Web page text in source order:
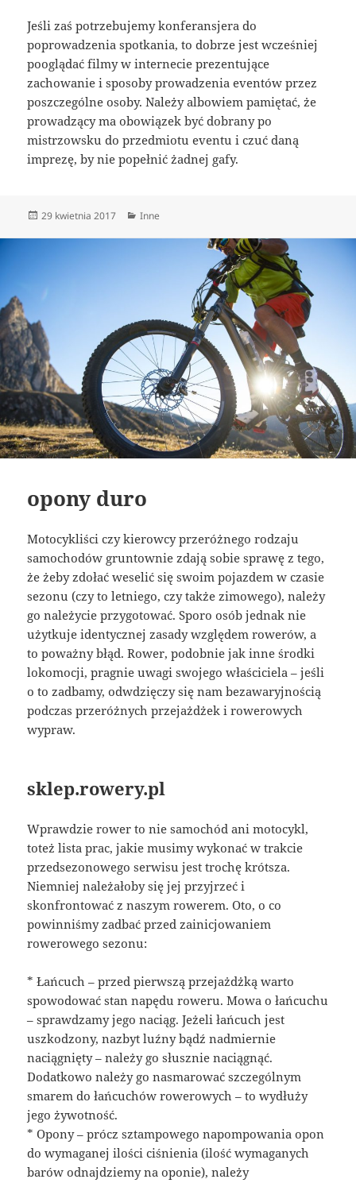
Jeśli zaś potrzebujemy konferansjera do
poprowadzenia spotkania, to dobrze jest wcześniej
pooglądać filmy w internecie prezentujące
zachowanie i sposoby prowadzenia eventów przez
poszczególne osoby. Należy albowiem pamiętać, że
prowadzący ma obowiązek być dobrany po
mistrzowsku do przedmiotu eventu i czuć daną
imprezę, by nie popełnić żadnej gafy.
Data
29 kwietnia 2017 Kategorie
Inne
opony duro
Motocykliści czy kierowcy przeróżnego rodzaju
samochodów gruntownie zdają sobie sprawę z tego,
że żeby zdołać weselić się swoim pojazdem w czasie
sezonu (czy to letniego, czy także zimowego), należy
go należycie przygotować. Sporo osób jednak nie
użytkuje identycznej zasady względem rowerów, a
to poważny błąd. Rower, podobnie jak inne środki
lokomocji, pragnie uwagi swojego właściciela – jeśli
o to zadbamy, odwdzięczy się nam bezawaryjnością
podczas przeróżnych przejażdżek i rowerowych
wypraw.
sklep.rowery.pl
Wprawdzie rower to nie samochód ani motocykl,
toteż lista prac, jakie musimy wykonać w trakcie
przedsezonowego serwisu jest trochę krótsza.
Niemniej należałoby się jej przyjrzeć i
skonfrontować z naszym rowerem. Oto, o co
powinniśmy zadbać przed zainicjowaniem
rowerowego sezonu:
* Łańcuch – przed pierwszą przejażdżką warto
spowodować stan napędu roweru. Mowa o łańcuchu
– sprawdzamy jego naciąg. Jeżeli łańcuch jest
uszkodzony, nazbyt luźny bądź nadmiernie
naciągnięty – należy go słusznie naciągnąć.
Dodatkowo należy go nasmarować szczególnym
smarem do łańcuchów rowerowych – to wydłuży
jego żywotność.
* Opony – prócz sztampowego napompowania opon
do wymaganej ilości ciśnienia (ilość wymaganych
barów odnajdziemy na oponie), należy